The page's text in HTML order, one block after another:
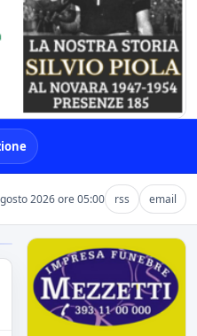
2026 ore 05:00 rss email